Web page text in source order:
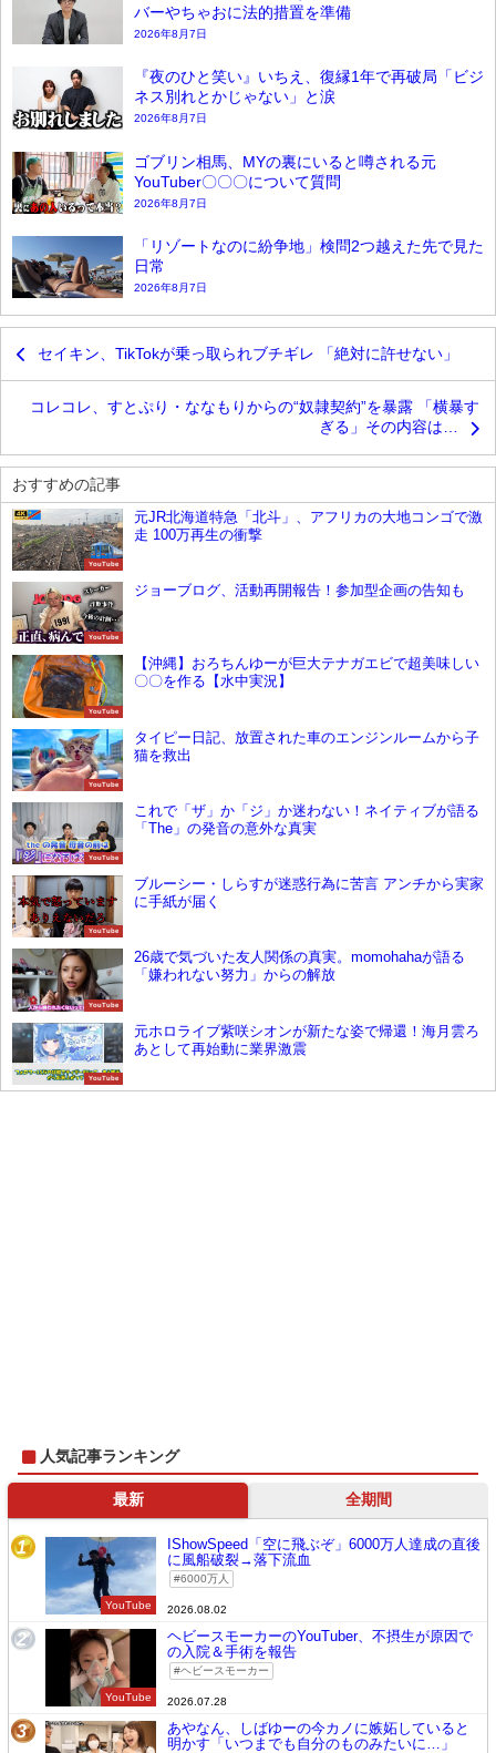
バーやちゃおに法的措置を準備
2026年8月7日
『夜のひと笑い』いちえ、復縁1年で再破局「ビジ
ネス別れとかじゃない」と涙
2026年8月7日
ゴブリン相馬、MYの裏にいると噂される元
YouTuber〇〇〇について質問
2026年8月7日
「リゾートなのに紛争地」検問2つ越えた先で見た
日常
2026年8月7日
セイキン、TikTokが乗っ取られブチギレ 「絶対に許せない」
コレコレ、すとぷり・ななもりからの“奴隷契約”を暴露 「横暴す
ぎる」その内容は…
おすすめの記事
YouTube
元JR北海道特急「北斗」、アフリカの大地コンゴで激
走 100万再生の衝撃
YouTube
ジョーブログ、活動再開報告！参加型企画の告知も
YouTube
【沖縄】おろちんゆーが巨大テナガエビで超美味しい
〇〇を作る【水中実況】
YouTube
タイピー日記、放置された車のエンジンルームから子
猫を救出
YouTube
これで「ザ」か「ジ」か迷わない！ネイティブが語る
「The」の発音の意外な真実
YouTube
ブルーシー・しらすが迷惑行為に苦言 アンチから実家
に手紙が届く
YouTube
26歳で気づいた友人関係の真実。momohahaが語る
「嫌われない努力」からの解放
YouTube
元ホロライブ紫咲シオンが新たな姿で帰還！海月雲ろ
あとして再始動に業界激震
人気記事ランキング
最新 全期間
1
YouTube
IShowSpeed「空に飛ぶぞ」6000万人達成の直後
に風船破裂→落下流血
6000万人
2026.08.02
2
YouTube
ヘビースモーカーのYouTuber、不摂生が原因で
の入院＆手術を報告
ヘビースモーカー
2026.07.28
3
あやなん、しばゆーの今カノに嫉妬していると
明かす「いつまでも自分のものみたいに…」